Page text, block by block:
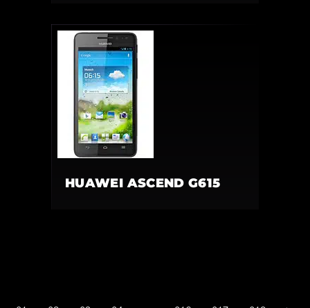
HUAWEI ASCEND G615